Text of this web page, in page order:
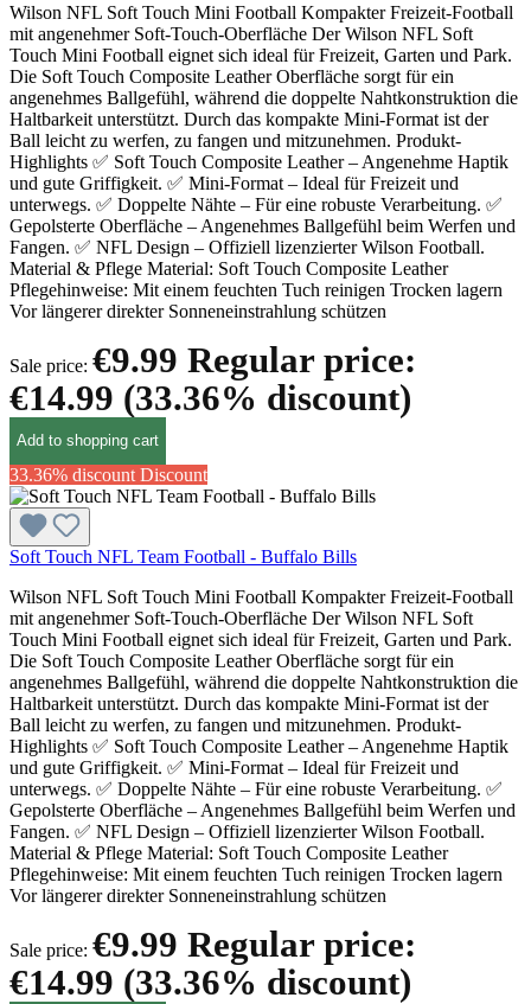
Wilson NFL Soft Touch Mini Football Kompakter Freizeit-Football
mit angenehmer Soft-Touch-Oberfläche Der Wilson NFL Soft
Touch Mini Football eignet sich ideal für Freizeit, Garten und Park.
Die Soft Touch Composite Leather Oberfläche sorgt für ein
angenehmes Ballgefühl, während die doppelte Nahtkonstruktion die
Haltbarkeit unterstützt. Durch das kompakte Mini-Format ist der
Ball leicht zu werfen, zu fangen und mitzunehmen. Produkt-
Highlights ✅ Soft Touch Composite Leather – Angenehme Haptik
und gute Griffigkeit. ✅ Mini-Format – Ideal für Freizeit und
unterwegs. ✅ Doppelte Nähte – Für eine robuste Verarbeitung. ✅
Gepolsterte Oberfläche – Angenehmes Ballgefühl beim Werfen und
Fangen. ✅ NFL Design – Offiziell lizenzierter Wilson Football.
Material & Pflege Material: Soft Touch Composite Leather
Pflegehinweise: Mit einem feuchten Tuch reinigen Trocken lagern
Vor längerer direkter Sonneneinstrahlung schützen
Sale price: €9.99 Regular price:
€14.99 (33.36% discount)
Add to shopping cart
33.36% discount Discount
Soft Touch NFL Team Football - Buffalo Bills
Wilson NFL Soft Touch Mini Football Kompakter Freizeit-Football
mit angenehmer Soft-Touch-Oberfläche Der Wilson NFL Soft
Touch Mini Football eignet sich ideal für Freizeit, Garten und Park.
Die Soft Touch Composite Leather Oberfläche sorgt für ein
angenehmes Ballgefühl, während die doppelte Nahtkonstruktion die
Haltbarkeit unterstützt. Durch das kompakte Mini-Format ist der
Ball leicht zu werfen, zu fangen und mitzunehmen. Produkt-
Highlights ✅ Soft Touch Composite Leather – Angenehme Haptik
und gute Griffigkeit. ✅ Mini-Format – Ideal für Freizeit und
unterwegs. ✅ Doppelte Nähte – Für eine robuste Verarbeitung. ✅
Gepolsterte Oberfläche – Angenehmes Ballgefühl beim Werfen und
Fangen. ✅ NFL Design – Offiziell lizenzierter Wilson Football.
Material & Pflege Material: Soft Touch Composite Leather
Pflegehinweise: Mit einem feuchten Tuch reinigen Trocken lagern
Vor längerer direkter Sonneneinstrahlung schützen
Sale price: €9.99 Regular price:
€14.99 (33.36% discount)